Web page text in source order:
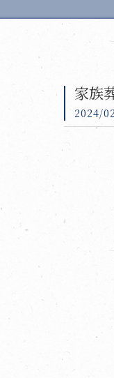
家族
2024/